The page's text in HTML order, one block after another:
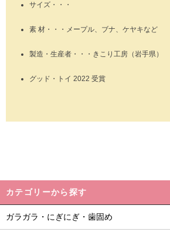
サイズ・・・
素 材・・・メープル、ブナ、ケヤキなど
製造・生産者・・・きこり工房（岩手県）
グッド・トイ 2022 受賞
カテゴリーから探す
ガラガラ・にぎにぎ・歯固め